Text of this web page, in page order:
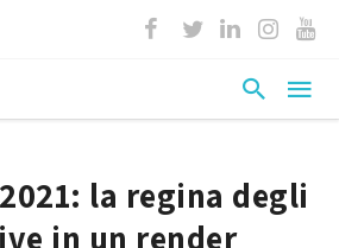
la regina degli
in un render